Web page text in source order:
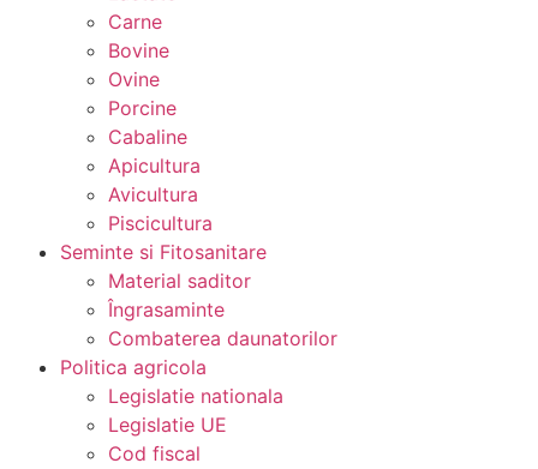
Carne
Bovine
Ovine
Porcine
Cabaline
Apicultura
Avicultura
Piscicultura
Seminte si Fitosanitare
Material saditor
Îngrasaminte
Combaterea daunatorilor
Politica agricola
Legislatie nationala
Legislatie UE
Cod fiscal